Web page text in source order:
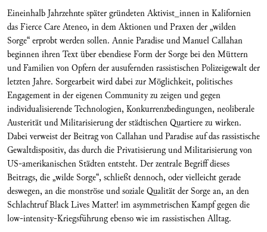
Eineinhalb Jahrzehnte später gründeten Aktivist_innen in Kalifornien
das Fierce Care Ateneo, in dem Aktionen und Praxen der „wilden
Sorge“ erprobt werden sollen. Annie Paradise und Manuel Callahan
beginnen ihren Text über ebendiese Form der Sorge bei den Müttern
und Familien von Opfern der ausufernden rassistischen Polizeigewalt der
letzten Jahre. Sorgearbeit wird dabei zur Möglichkeit, politisches
Engagement in der eigenen Community zu zeigen und gegen
individualisierende Technologien, Konkurrenzbedingungen, neoliberale
Austerität und Militarisierung der städtischen Quartiere zu wirken.
Dabei verweist der Beitrag von Callahan und Paradise auf das rassistische
Gewaltdispositiv, das durch die Privatisierung und Militarisierung von
US-amerikanischen Städten entsteht. Der zentrale Begriff dieses
Beitrags, die „wilde Sorge“, schließt dennoch, oder vielleicht gerade
deswegen, an die monströse und soziale Qualität der Sorge an, an den
Schlachtruf Black Lives Matter! im asymmetrischen Kampf gegen die
low-intensity-Kriegsführung ebenso wie im rassistischen Alltag.